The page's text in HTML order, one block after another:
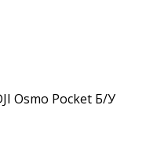
Osmo Pocket Б/У